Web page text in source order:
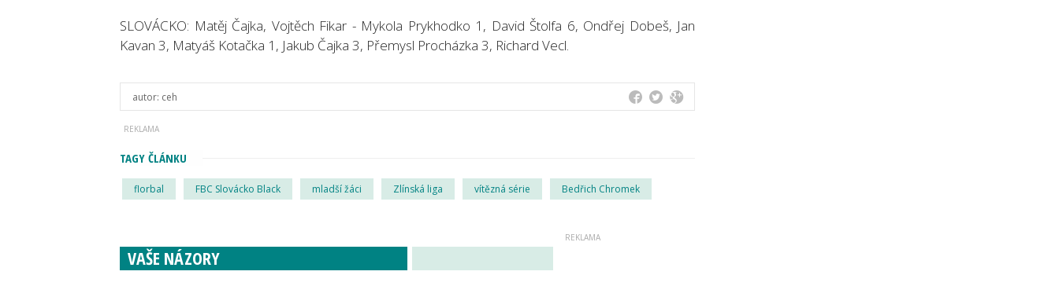
SLOVÁCKO: Matěj Čajka, Vojtěch Fikar - Mykola Prykhodko 1, David Štolfa 6, Ondřej Dobeš, Jan
Kavan 3, Matyáš Kotačka 1, Jakub Čajka 3, Přemysl Procházka 3, Richard Vecl.
autor: ceh
TAGY ČLÁNKU
florbal FBC Slovácko Black mladší žáci Zlínská liga vítězná série Bedřich Chromek
VAŠE NÁZORY